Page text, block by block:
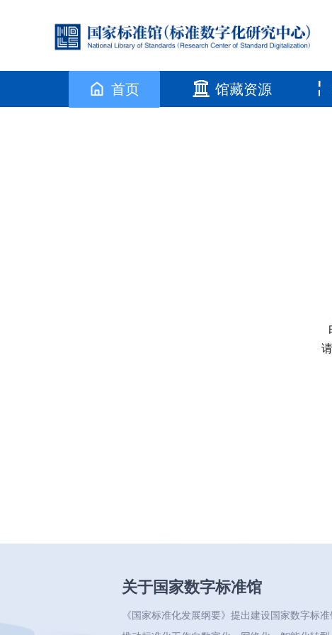
首页 馆藏资源
关于国家数字标准馆
《国家标准化发展纲要》提出建设国家数字标准